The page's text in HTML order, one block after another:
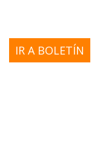
IR A BOLETÍN